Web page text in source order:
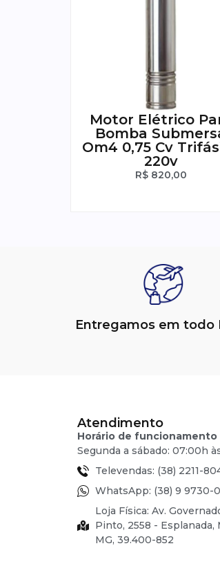
Motor Elétrico
Bomba
Om4 0,75 Cv
220v
R$820,00
Entregamos em todo
Atendimento
Horário de funcionamento
Segunda a sábado: 07:00h
Televendas: (38) 2211-
WhatsApp: (38) 9 9730-
Loja Física: Av.
Pinto, 2558 - Esplanada,
MG, 39.400-852